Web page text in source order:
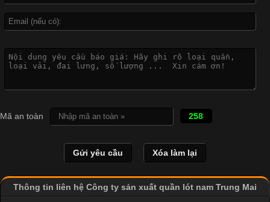
Đại
Cập nhật 2026-04-21 15:41:03
In Chuyển Nhiệt Là Gì? Công Nghệ In Hiện Đại Trong Ngành
May Mặc Trong ngành in ấn và thời trang, in chuyển nhiệt đang
hình ảnh sắc nét và bền màu. Đặc biệt, kỹ thuật này được ứng
dụng rộng rãi trong sản xuất áo thun, đồ thể thao
Mã an toàn 258
Thông tin liên hệ Công ty sản xuất quần lót nam Trung Mai